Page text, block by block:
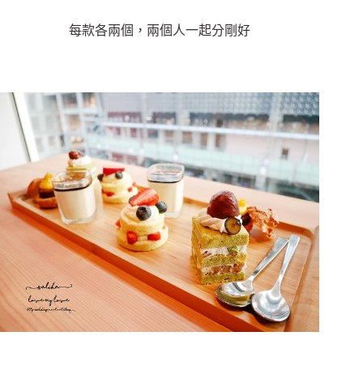
每款各兩個，兩個人一起分剛好